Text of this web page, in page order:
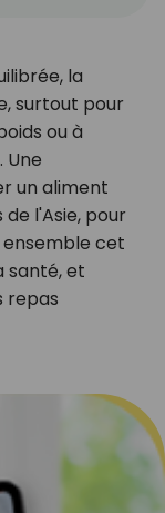
la
surtout pour
ou à
Une
un aliment
l'Asie, pour
ensemble cet
santé, et
repas